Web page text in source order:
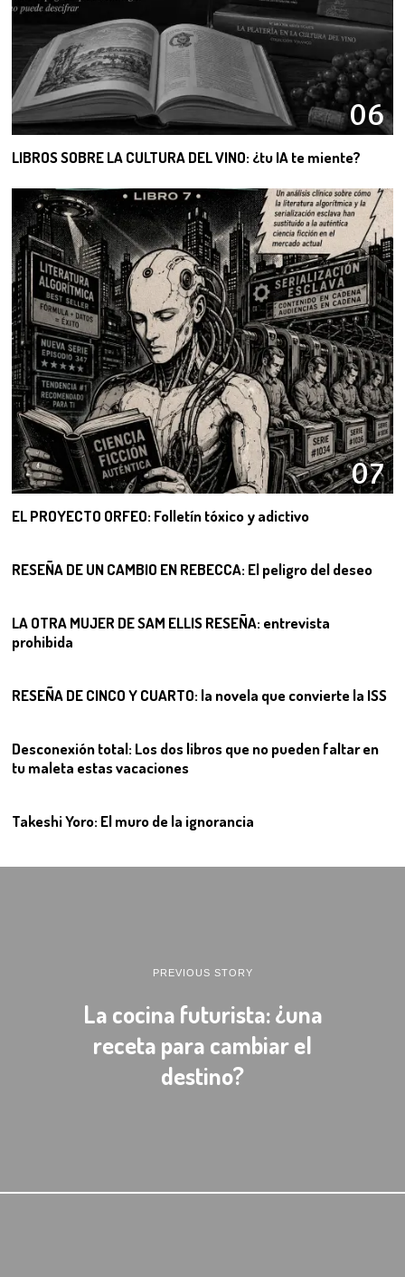
06
LIBROS SOBRE LA CULTURA DEL VINO: ¿tu IA te miente?
07
EL PROYECTO ORFEO: Folletín tóxico y adictivo
RESEÑA DE UN CAMBIO EN REBECCA: El peligro del deseo
09
LA OTRA MUJER DE SAM ELLIS RESEÑA: entrevista
prohibida
RESEÑA DE CINCO Y CUARTO: la novela que convierte la ISS
11
Desconexión total: Los dos libros que no pueden faltar en
tu maleta estas vacaciones
Takeshi Yoro: El muro de la ignorancia
PREVIOUS STORY
La cocina futurista: ¿una
receta para cambiar el
destino?